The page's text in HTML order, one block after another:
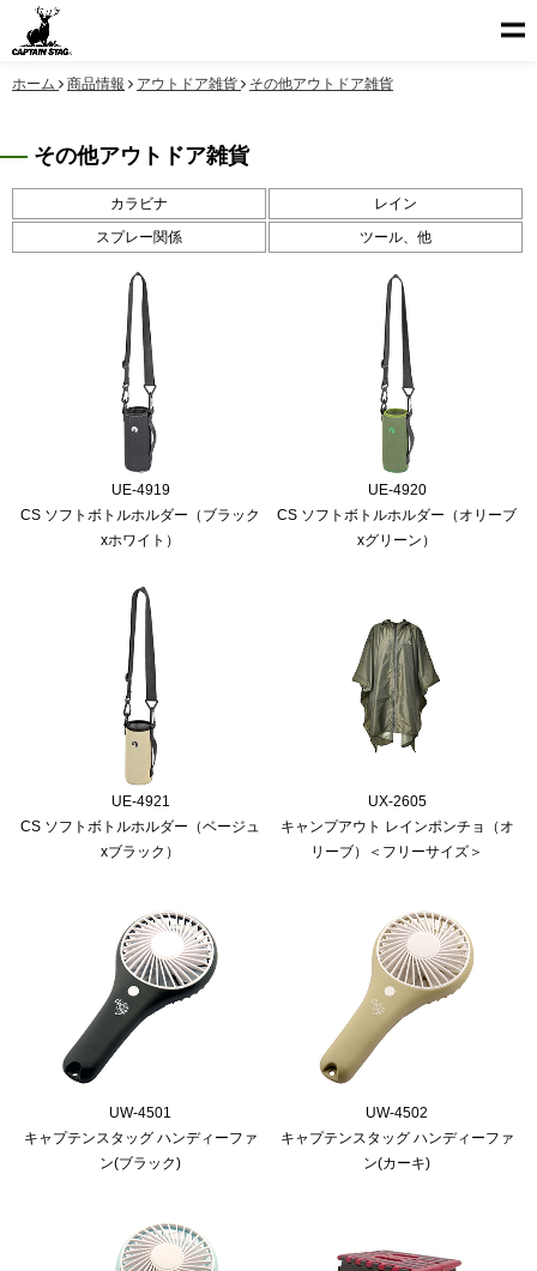
ホーム 商品情報 アウトドア雑貨 その他アウトドア雑貨
その他アウトドア雑貨
カラビナ レイン
スプレー関係 ツール、他
UE-4919
CS ソフトボトルホルダー（ブラック
xホワイト）
UE-4920
CS ソフトボトルホルダー（オリーブ
xグリーン）
UE-4921
CS ソフトボトルホルダー（ベージュ
xブラック）
UX-2605
キャンプアウト レインポンチョ（オ
リーブ）＜フリーサイズ＞
UW-4501
キャプテンスタッグ ハンディーファ
ン(ブラック)
UW-4502
キャプテンスタッグ ハンディーファ
ン(カーキ)